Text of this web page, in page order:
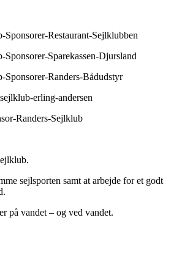
sejlsporten samt at arbejde for et godt
på vandet – og ved vandet.